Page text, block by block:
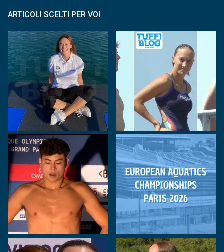
ARTICOLI SCELTI PER VOI